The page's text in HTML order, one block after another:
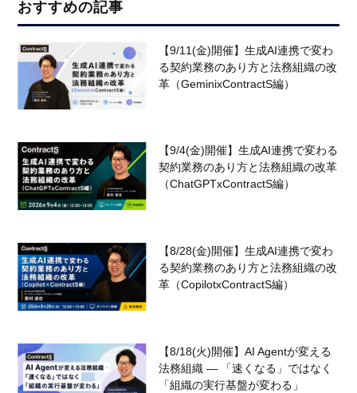
おすすめの記事
【9/11(金)開催】生成AI連携で変わ
る契約業務のあり方と法務組織の改
革（GeminixContractS編）
【9/4(金)開催】生成AI連携で変わる
契約業務のあり方と法務組織の改革
（ChatGPTxContractS編）
【8/28(金)開催】生成AI連携で変わ
る契約業務のあり方と法務組織の改
革（CopilotxContractS編）
【8/18(火)開催】AI Agentが変える
法務組織 — 「速くなる」ではなく
「組織の実行基盤が変わる」